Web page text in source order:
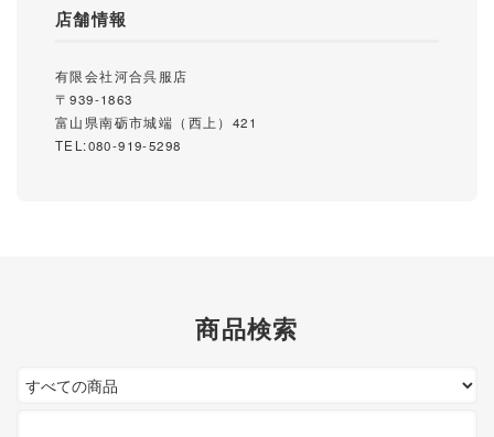
商品検索
店舗情報
有限会社河合呉服店
〒939-1863
富山県南砺市城端（西上）421
TEL:080-919-5298